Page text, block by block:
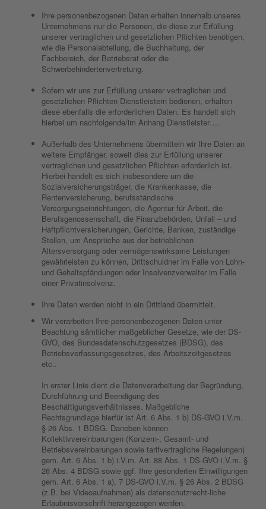
Ihre personenbezogenen Daten erhalten innerhalb unseres
Unternehmens nur die Personen, die diese zur Erfüllung
unserer vertraglichen und gesetzlichen Pflichten benötigen,
wie die Personalabteilung, die Buchhaltung, der
Fachbereich, der Betriebsrat oder die
Schwerbehindertenvertretung.
Sofern wir uns zur Erfüllung unserer vertraglichen und
gesetzlichen Pflichten Dienstleistern bedienen, erhalten
diese ebenfalls die erforderlichen Daten. Es handelt sich
hierbei um nachfolgende/im Anhang Dienstleister….
Außerhalb des Unternehmens übermitteln wir Ihre Daten an
weitere Empfänger, soweit dies zur Erfüllung unserer
vertraglichen und gesetzlichen Pflichten erforderlich ist.
Hierbei handelt es sich insbesondere um die
Sozialversicherungsträger, die Krankenkasse, die
Rentenversicherung, berufsständische
Versorgungseinrichtungen, die Agentur für Arbeit, die
Berufsgenossenschaft, die Finanzbehörden, Unfall – und
Haftpflichtversicherungen, Gerichte, Banken, zuständige
Stellen, um Ansprüche aus der betrieblichen
Altersversorgung oder vermögenswirksame Leistungen
gewährleisten zu können, Drittschuldner im Falle von Lohn-
und Gehaltspfändungen oder Insolvenzverwalter im Falle
einer Privatinsolvenz.
Ihre Daten werden nicht in ein Drittland übermittelt.
Wir verarbeiten Ihre personenbezogenen Daten unter
Beachtung sämtlicher maßgeblicher Gesetze, wie der DS-
GVO, des Bundesdatenschutzgesetzes (BDSG), des
Betriebsverfassungsgesetzes, des Arbeitszeitgesetzes
etc..
In erster Linie dient die Datenverarbeitung der Begründung,
Durchführung und Beendigung des
Beschäftigungsverhältnisses. Maßgebliche
Rechtsgrundlage hierfür ist Art. 6 Abs. 1 b) DS-GVO i.V.m.
§ 26 Abs. 1 BDSG. Daneben können
Kollektivvereinbarungen (Konzern-, Gesamt- und
Betriebsvereinbarungen sowie tarifvertragliche Regelungen)
gem. Art. 6 Abs. 1 b) i.V.m. Art. 88 Abs. 1 DS-GVO i.V.m. §
26 Abs. 4 BDSG sowie ggf. Ihre gesonderten Einwilligungen
gem. Art. 6 Abs. 1 a), 7 DS-GVO i.V.m. § 26 Abs. 2 BDSG
(z.B. bei Videoaufnahmen) als datenschutzrecht-liche
Erlaubnisvorschrift herangezogen werden.